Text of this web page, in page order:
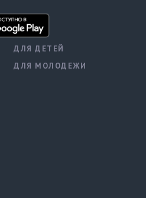
ДЛЯ ДЕТЕЙ
ДЛЯ МОЛОДЕЖИ